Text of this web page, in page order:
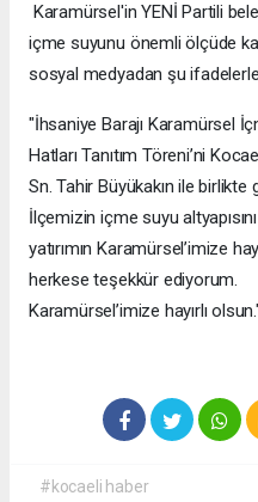
Karamürsel'in YENİ Partili
içme suyunu önemli ölçüde
sosyal medyadan şu
"İhsaniye Barajı Karamürsel
Hatları Tanıtım Töreni’ni
Sn. Tahir Büyükakın ile birlikte
İlçemizin içme suyu
yatırımın Karamürsel’imize
herkese teşekkür ediyorum.
Karamürsel’imize hayırlı
#kocaeli haber